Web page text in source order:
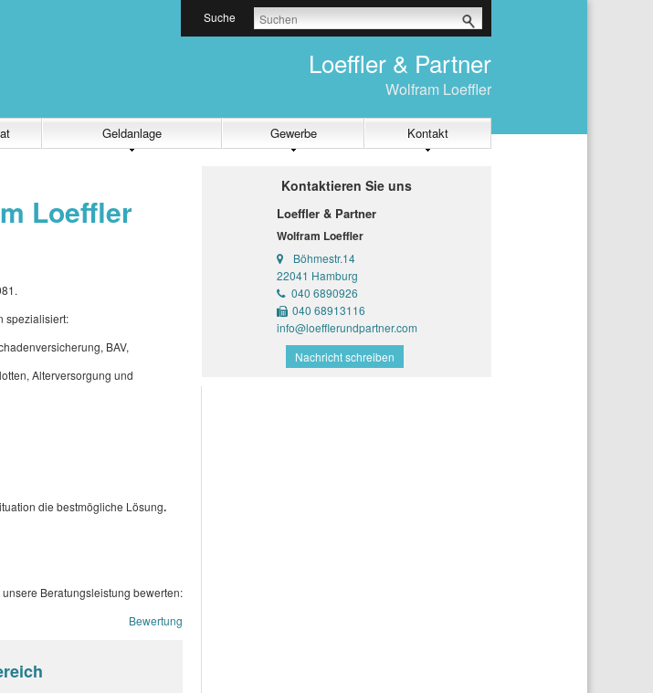
Suche
Loeffler & Partner
Wolfram Loeffler
Geldanlage Gewerbe Kontakt
Loeffler
spezialisiert:
BAV,
Alterversorgung und
die bestmögliche Lösung.
Beratungsleistung bewerten:
Bewertung
Kontaktieren Sie uns
Loeffler & Partner
Wolfram Loeffler
Böhmestr.14
22041 Hamburg
040 6890926
040 68913116
info@loefflerundpartner.com
Nachricht schreiben